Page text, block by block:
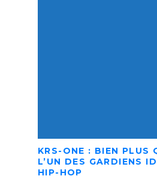
KRS-ONE : BIEN PLUS
L’UN DES GARDIENS
HIP-HOP